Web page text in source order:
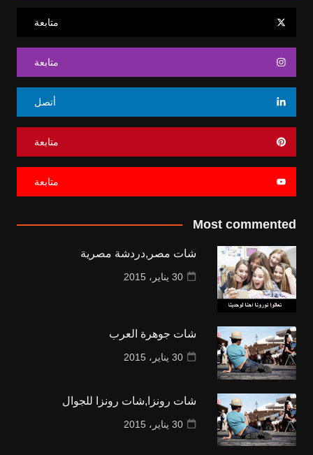
متابعة
متابعة
أتصل
متابعة
متابعة
Most commented
شات مصر,دردشة مصرية
30 يناير، 2015
شات جوهرة العرب
30 يناير، 2015
شات رونزا,شات رونزا للجوال
30 يناير، 2015